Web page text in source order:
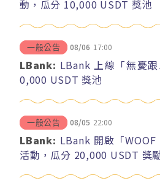
動，瓜分 10,000 USDT 獎池
一般公告 08/06 17:00
LBank: LBank 上線「無憂
0,000 USDT 獎池
一般公告 08/05 22:00
LBank: LBank 開啟「WOOF
活動，瓜分 20,000 USDT 獎